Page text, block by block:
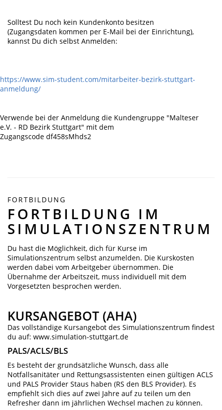
Solltest Du noch kein Kundenkonto besitzen
(Zugangsdaten kommen per E-Mail bei der Einrichtung),
kannst Du dich selbst Anmelden:
https://www.sim-student.com/mitarbeiter-bezirk-stuttgart-
anmeldung/
Verwende bei der Anmeldung die Kundengruppe "Malteser
e.V. - RD Bezirk Stuttgart" mit dem
Zugangscode df458sMhds2
FORTBILDUNG
FORTBILDUNG IM
SIMULATIONSZENTRUM
Du hast die Möglichkeit, dich für Kurse im
Simulationszentrum selbst anzumelden. Die Kurskosten
werden dabei vom Arbeitgeber übernommen. Die
Übernahme der Arbeitszeit, muss individuell mit dem
Vorgesetzten besprochen werden.
KURSANGEBOT (AHA)
Das vollständige Kursangebot des Simulationszentrum findest
du auf: www.simulation-stuttgart.de
PALS/ACLS/BLS
Es besteht der grundsätzliche Wunsch, dass alle
Notfallsanitäter und Rettungsassistenten einen gültigen ACLS
und PALS Provider Staus haben (RS den BLS Provider). Es
empfiehlt sich dies auf zwei Jahre auf zu teilen um den
Refresher dann im jährlichen Wechsel machen zu können.